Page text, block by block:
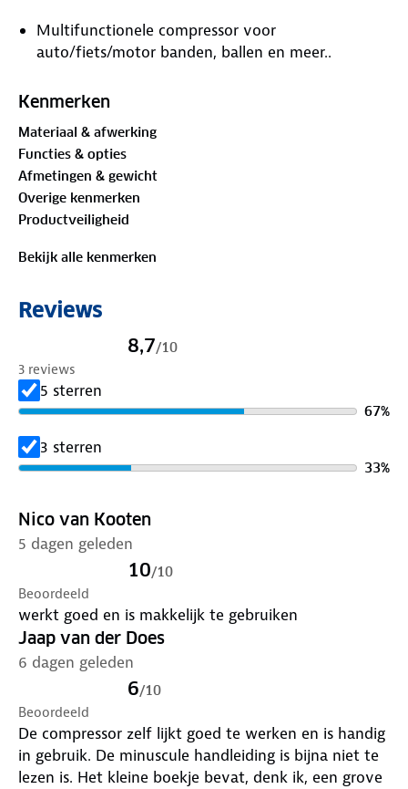
Multifunctionele compressor voor
auto/fiets/motor banden, ballen en meer..
Compact en gemakkelijk mee te nemen
Ingebouwde oplaadbare batterij d.m.w. USB of
12V
Digitaal display om alles in te stellen
Inclusief 4 opzetstukken
Snel en krachtig
De Luvego compressor is compact maar ontzettend
krachtig. Deze banden pomp kan banden op
pompen van auto’s, fietsen, motors, (rubber)boten
25 Liter per minuut, wat ontzettend snel is ten
opzichte van zijn concurrente.
Draadloos en oplaadbaar
De compressor heeft een ingebouwde accu
waarmee je uit de weg kunt als je onderweg bent en
niet de beschikking hebt over een stroompunt.
Ideaal wanneer je bijvoorbeeld onder weg bent. Ben
je met de auto? Dan kun je de Luvego compressor
ook opladen door middel van 12v stroompunt uit de
auto, als dit ook niet mogelijk is heb je ook nog de
mogelijkheid om de pomp met een meegeleverde
USB kabel op te laden!
Simpel en duidelijk
Kenmerken
Materiaal & afwerking
Functies & opties
Afmetingen & gewicht
Overige kenmerken
Productveiligheid
Bekijk alle kenmerken
Reviews
8,7/10
3 reviews
5 sterren
67%
3 sterren
33%
Nico van Kooten
5 dagen geleden
10/10
Beoordeeld
werkt goed en is makkelijk te gebruiken
Jaap van der Does
6 dagen geleden
6/10
Beoordeeld
De compressor zelf lijkt goed te werken en is handig
in gebruik. De minuscule handleiding is bijna niet te
lezen is. Het kleine boekje bevat, denk ik, een grove